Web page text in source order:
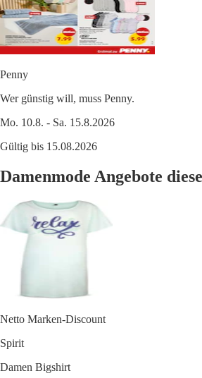
Penny
Wer günstig will, muss Penny.
Mo. 10.8. - Sa. 15.8.2026
Gültig bis 15.08.2026
Damenmode Angebote
Netto Marken-Discount
Spirit
Damen Bigshirt